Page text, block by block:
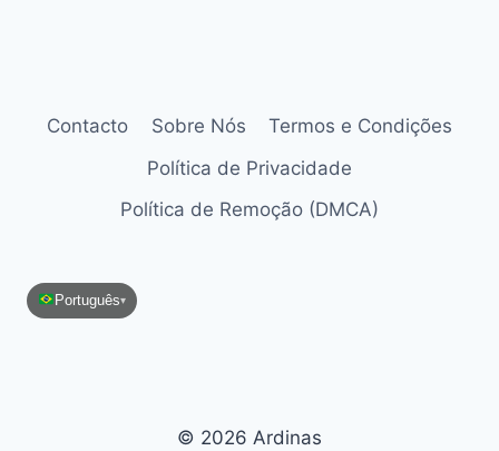
Contacto Sobre Nós
Termos e Condições
Política de Privacidade
Política de Remoção (DMCA)
Português▾
© 2026 Ardinas